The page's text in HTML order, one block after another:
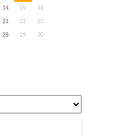
14 15
16
21 22
23
28 29
30